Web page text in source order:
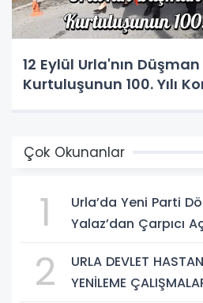
12 Eylül Urla'nın
Kurtuluşunun 100. Yılı
Çok Okunanlar
1
Urla’da Yeni Parti
Yalaz’dan Çarpıcı
2
URLA DEVLET
YENİLEME